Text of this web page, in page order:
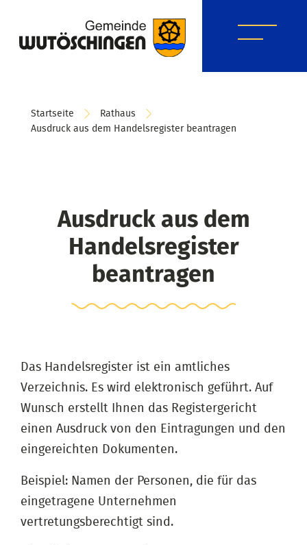
Startseite
Rathaus
Ausdruck aus dem Handelsregister beantragen
Ausdruck aus dem
Handelsregister
beantragen
Das Handelsregister ist ein amtliches
Verzeichnis. Es wird elektronisch geführt. Auf
Wunsch erstellt Ihnen das Registergericht
einen Ausdruck von den Eintragungen und den
eingereichten Dokumenten.
Beispiel: Namen der Personen, die für das
eingetragene Unternehmen
vertretungsberechtigt sind.